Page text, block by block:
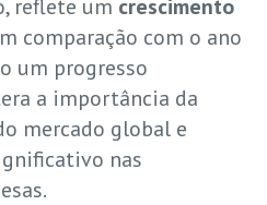
reflete um crescimento
comparação com o ano
um progresso
a importância da
mercado global e
nas